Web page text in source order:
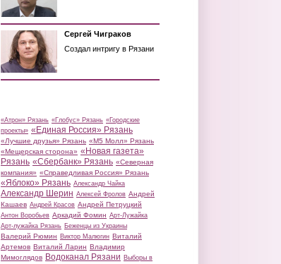
Сергей Чиграков
Создал интригу в Рязани
«Атрон» Рязань «Глобус» Рязань «Городские
проекты» «Единая Россия» Рязань
«Лучшие друзья» Рязань «М5 Молл» Рязань
«Мещерская сторона» «Новая газета»
Рязань «Сбербанк» Рязань «Северная
компания» «Справедливая Россия» Рязань
«Яблоко» Рязань Александр Чайка
Александр Шерин Алексей Фролов Андрей
Кашаев Андрей Красов Андрей Петруцкий
Антон Воробьев Аркадий Фомин Арт-Лужайка
Арт-лужайка Рязань Беженцы из Украины
Валерий Рюмин Виктор Малюгин Виталий
Артемов Виталий Ларин Владимир
Мимоглядов Водоканал Рязани Выборы в